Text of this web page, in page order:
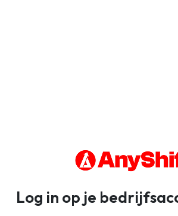
Log in op je